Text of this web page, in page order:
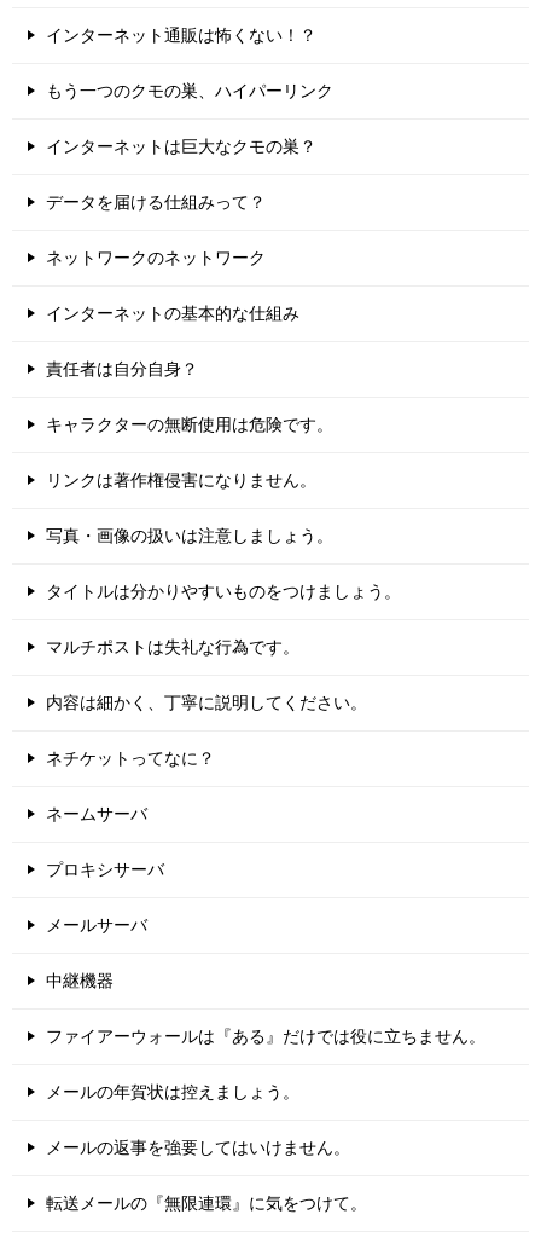
インターネット通販は怖くない！？
もう一つのクモの巣、ハイパーリンク
インターネットは巨大なクモの巣？
データを届ける仕組みって？
ネットワークのネットワーク
インターネットの基本的な仕組み
責任者は自分自身？
キャラクターの無断使用は危険です。
リンクは著作権侵害になりません。
写真・画像の扱いは注意しましょう。
タイトルは分かりやすいものをつけましょう。
マルチポストは失礼な行為です。
内容は細かく、丁寧に説明してください。
ネチケットってなに？
ネームサーバ
プロキシサーバ
メールサーバ
中継機器
ファイアーウォールは『ある』だけでは役に立ちません。
メールの年賀状は控えましょう。
メールの返事を強要してはいけません。
転送メールの『無限連環』に気をつけて。